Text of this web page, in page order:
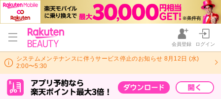
会員登録 ログイン
システムメンテナンスに伴うサービス停止のお知らせ 8月12日 (水)
2:00〜5:30